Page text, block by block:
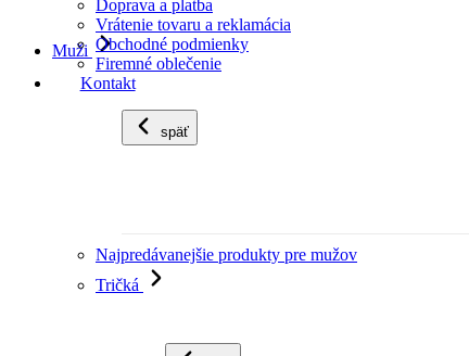
Doprava a platba
Vrátenie tovaru a reklamácia
Obchodné podmienky
Firemné oblečenie
Kontakt
Muži
späť
Najpredávanejšie produkty pre mužov
Tričká